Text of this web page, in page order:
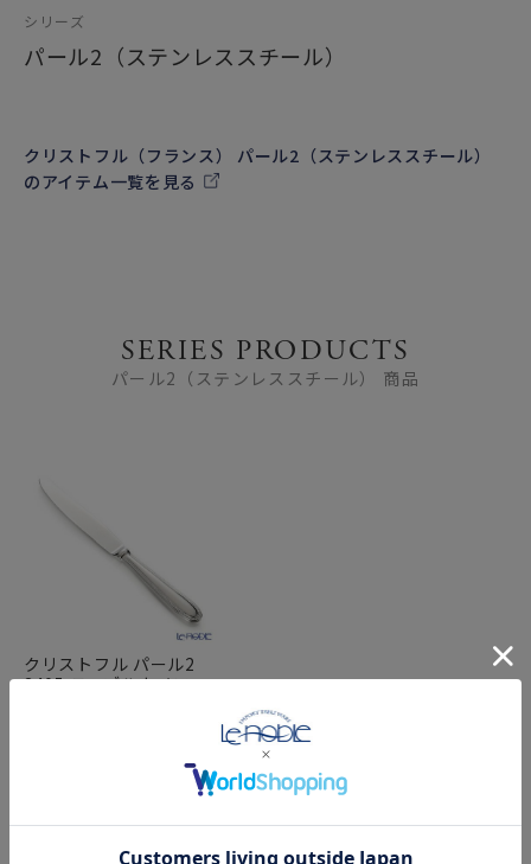
シリーズ
パール2（ステンレススチール）
クリストフル（フランス） パール2（ステンレススチール）
のアイテム一覧を見る
SERIES PRODUCTS
パール2（ステンレススチール） 商品
クリストフル パール2
2405 テーブルナイフ
FEATURE
特集